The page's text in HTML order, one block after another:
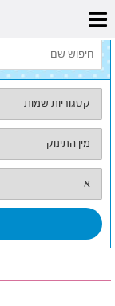
דף הבית